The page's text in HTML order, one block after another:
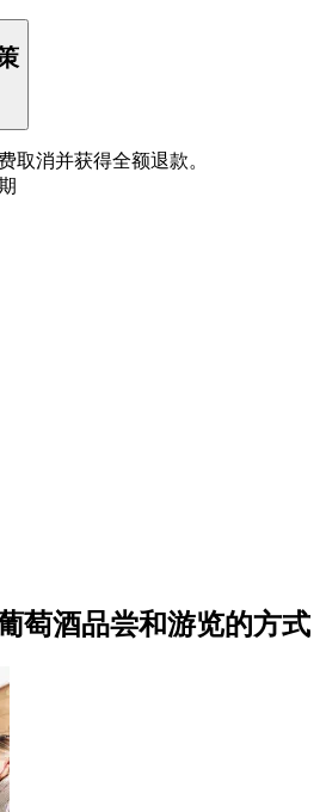
取消并获得全额退款。
萄酒品尝和游览的方式